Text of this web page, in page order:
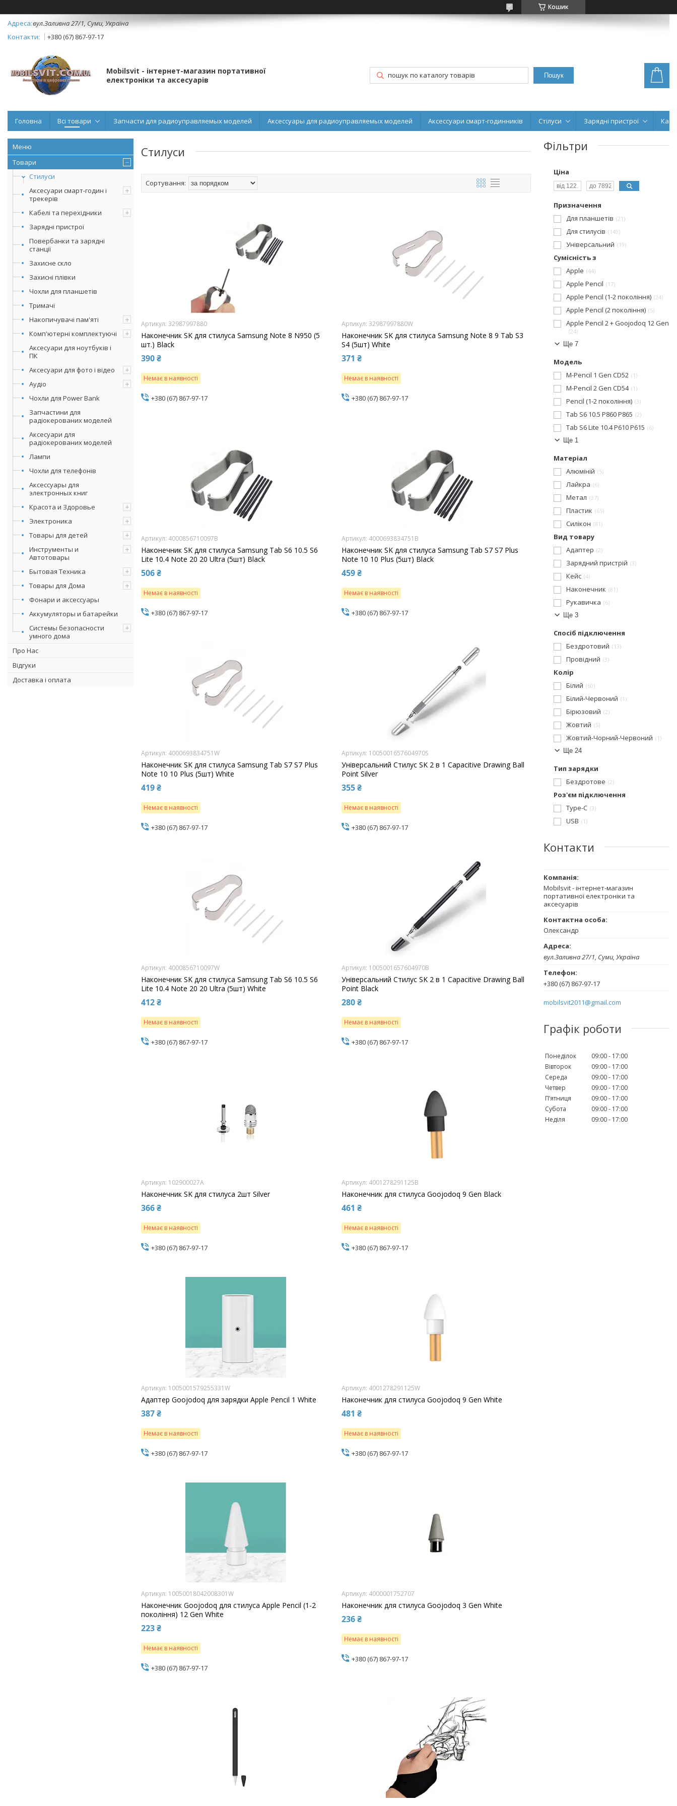
Кошик
вул.Заливна 27/1, Суми, Україна
+380 (67) 867-97-17
Mobilsvit - інтернет-магазин портативної
електроніки та аксесуарів
Пошук
Головна Всі товари Запчасти для радиоуправляемых моделей Аксессуары для радиоуправляемых моделей Аксессуари смарт-годинників Стілуси Зарядні пристрої
Товари
Стилуси
Аксесуари смарт-годин і
трекерів
Кабелі та перехідники
Зарядні пристрої
Повербанки та зарядні
станції
Захисне скло
Захисні плівки
Чохли для планшетів
Тримачі
Накопичувачі пам'яті
Комп'ютерні комплектуючі
Аксесуари для ноутбуків і
ПК
Аксесуари для фото і відео
Аудіо
Чохли для Power Bank
Запчастини для
радіокерованих моделей
Аксесуари для
радіокерованих моделей
Лампи
Чохли для телефонів
Аксессуары для
электронных книг
Красота и Здоровье
Электроника
Товары для детей
Инструменты и
Автотовары
Бытовая Техника
Товары для Дома
Фонари и аксессуары
Аккумуляторы и батарейки
Системы безопасности
умного дома
Про Нас
Відгуки
Доставка і оплата
Стилуси
32987997880
Наконечник SK для стилуса Samsung Note 8 N950 (5
шт.) Black
390 ₴
Немає в наявності
+380 (67) 867-97-17
32987997880W
Наконечник SK для стилуса Samsung Note 8 9 Tab S3
S4 (5шт) White
371 ₴
Немає в наявності
+380 (67) 867-97-17
4000856710097B
Наконечник SK для стилуса Samsung Tab S6 10.5 S6
Lite 10.4 Note 20 20 Ultra (5шт) Black
506 ₴
Немає в наявності
+380 (67) 867-97-17
4000693834751B
Наконечник SK для стилуса Samsung Tab S7 S7 Plus
Note 10 10 Plus (5шт) Black
459 ₴
Немає в наявності
+380 (67) 867-97-17
4000693834751W
Наконечник SK для стилуса Samsung Tab S7 S7 Plus
Note 10 10 Plus (5шт) White
419 ₴
Немає в наявності
+380 (67) 867-97-17
1005001657604970S
Універсальний Стилус SK 2 в 1 Capacitive Drawing Ball
Point Silver
355 ₴
Немає в наявності
+380 (67) 867-97-17
4000856710097W
Наконечник SK для стилуса Samsung Tab S6 10.5 S6
Lite 10.4 Note 20 20 Ultra (5шт) White
412 ₴
Немає в наявності
+380 (67) 867-97-17
1005001657604970B
Універсальний Стилус SK 2 в 1 Capacitive Drawing Ball
Point Black
280 ₴
Немає в наявності
+380 (67) 867-97-17
102900027A
Наконечник SK для стилуса 2шт Silver
366 ₴
Немає в наявності
+380 (67) 867-97-17
4001278291125B
Наконечник для стилуса Goojodoq 9 Gen Black
461 ₴
Немає в наявності
+380 (67) 867-97-17
1005001579255331W
Адаптер Goojodoq для зарядки Apple Pencil 1 White
387 ₴
Немає в наявності
+380 (67) 867-97-17
4001278291125W
Наконечник для стилуса Goojodoq 9 Gen White
481 ₴
Немає в наявності
+380 (67) 867-97-17
10050018042008301W
Наконечник Goojodoq для стилуса Apple Pencil (1-2
покоління) 12 Gen White
223 ₴
Немає в наявності
+380 (67) 867-97-17
4000001752707
Наконечник для стилуса Goojodoq 3 Gen White
236 ₴
Немає в наявності
+380 (67) 867-97-17
Фільтри
Ціна
Призначення
Для планшетів
21
Для стилусів 149
Універсальний 19
Сумісність з
Apple 44
Apple Pencil 17
Apple Pencil (1-2 покоління) 24
Apple Pencil (2 покоління) 5
Apple Pencil 2 + Goojodoq 12 Gen
24
Ще 7
Модель
M-Pencil 1 Gen CD52 1
M-Pencil 2 Gen CD54 1
Pencil (1-2 покоління) 3
Tab S6 10.5 P860 P865 2
Tab S6 Lite 10.4 P610 P615
6
Ще 1
Матеріал
Алюміній
5
Лайкра 6
Метал 37
Пластик 65
Силікон 81
Вид товару
Адаптер
2
Зарядний пристрій 3
Кейс 4
Наконечник 81
Рукавичка
6
Ще 3
Спосіб підключення
Бездротовий
13
Провідний 3
Колір
Білий
60
Білий-Червоний 1
Бірюзовий 2
Жовтий 5
Жовтий-Чорний-Червоний
1
Ще 24
Тип зарядки
Бездротове
2
Роз'єм підключення
Type-C 3
USB 1
Контакти
Mobilsvit - інтернет-магазин
портативної електроніки та
аксесуарів
Олександр
вул.Заливна 27/1, Суми, Україна
+380 (67) 867-97-17
mobilsvit2011@gmail.com
Графік роботи
Понеділок 09:00
17:00
Вівторок
09:00
17:00
Середа
09:00
17:00
Четвер
09:00
17:00
Пʼятниця
09:00
17:00
Субота
09:00
17:00
Неділя
09:00 17:00